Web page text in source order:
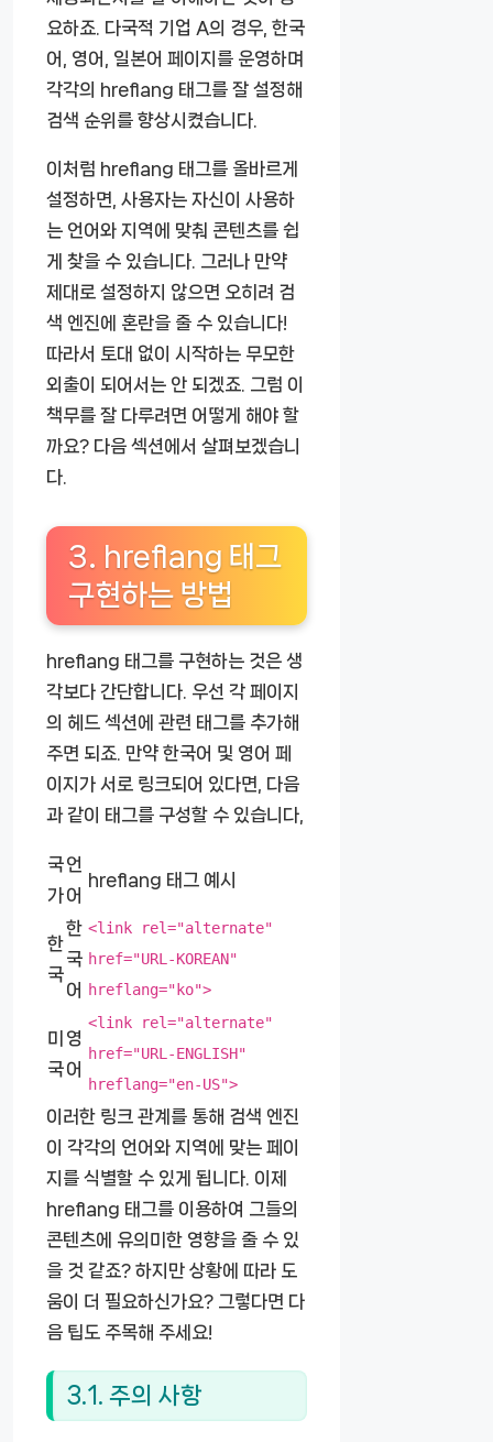
요하죠. 다국적 기업 A의 경우, 한국
어, 영어, 일본어 페이지를 운영하며
각각의 hreflang 태그를 잘 설정해
검색 순위를 향상시켰습니다.
이처럼 hreflang 태그를 올바르게
설정하면, 사용자는 자신이 사용하
는 언어와 지역에 맞춰 콘텐츠를 쉽
게 찾을 수 있습니다. 그러나 만약
제대로 설정하지 않으면 오히려 검
색 엔진에 혼란을 줄 수 있습니다!
따라서 토대 없이 시작하는 무모한
외출이 되어서는 안 되겠죠. 그럼 이
책무를 잘 다루려면 어떻게 해야 할
까요? 다음 섹션에서 살펴보겠습니
다.
3. hreflang 태그
구현하는 방법
hreflang 태그를 구현하는 것은 생
각보다 간단합니다. 우선 각 페이지
의 헤드 섹션에 관련 태그를 추가해
주면 되죠. 만약 한국어 및 영어 페
이지가 서로 링크되어 있다면, 다음
과 같이 태그를 구성할 수 있습니다,
국
가
언
어
hreflang 태그 예시
한
국
한
국
어
<link rel="alternate"
href="URL-KOREAN"
hreflang="ko">
미
국
영
어
<link rel="alternate"
href="URL-ENGLISH"
hreflang="en-US">
이러한 링크 관계를 통해 검색 엔진
이 각각의 언어와 지역에 맞는 페이
지를 식별할 수 있게 됩니다. 이제
hreflang 태그를 이용하여 그들의
콘텐츠에 유의미한 영향을 줄 수 있
을 것 같죠? 하지만 상황에 따라 도
움이 더 필요하신가요? 그렇다면 다
음 팁도 주목해 주세요!
3.1. 주의 사항